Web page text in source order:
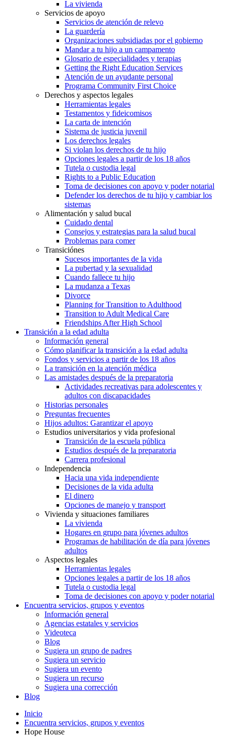
La vivienda
Servicios de apoyo
Servicios de atención de relevo
La guardería
Organizaciones subsidiadas por el gobierno
Mandar a tu hijo a un campamento
Glosario de especialidades y terapias
Getting the Right Education Services
Atención de un ayudante personal
Programa Community First Choice
Derechos y aspectos legales
Herramientas legales
Testamentos y fideicomisos
La carta de intención
Sistema de justicia juvenil
Los derechos legales
Si violan los derechos de tu hijo
Opciones legales a partir de los 18 años
Tutela o custodia legal
Rights to a Public Education
Toma de decisiones con apoyo y poder notarial
Defender los derechos de tu hijo y cambiar los
sistemas
Alimentación y salud bucal
Cuidado dental
Consejos y estrategias para la salud bucal
Problemas para comer
Transiciónes
Sucesos importantes de la vida
La pubertad y la sexualidad
Cuando fallece tu hijo
La mudanza a Texas
Divorce
Planning for Transition to Adulthood
Transition to Adult Medical Care
Friendships After High School
Transición a la edad adulta
Información general
Cómo planificar la transición a la edad adulta
Fondos y servicios a partir de los 18 años
La transición en la atención médica
Las amistades después de la preparatoria
Actividades recreativas para adolescentes y
adultos con discapacidades
Historias personales
Preguntas frecuentes
Hijos adultos: Garantizar el apoyo
Estudios universitarios y vida profesional
Transición de la escuela pública
Estudios después de la preparatoria
Carrera profesional
Independencia
Hacia una vida independiente
Decisiones de la vida adulta
El dinero
Opciones de manejo y transport
Vivienda y situaciones familiares
La vivienda
Hogares en grupo para jóvenes adultos
Programas de habilitación de día para jóvenes
adultos
Aspectos legales
Herramientas legales
Opciones legales a partir de los 18 años
Tutela o custodia legal
Toma de decisiones con apoyo y poder notarial
Encuentra servicios, grupos y eventos
Información general
Agencias estatales y servicios
Videoteca
Blog
Sugiera un grupo de padres
Sugiera un servicio
Sugiera un evento
Sugiera un recurso
Sugiera una corrección
Blog
Inicio
Encuentra servicios, grupos y eventos
Hope House